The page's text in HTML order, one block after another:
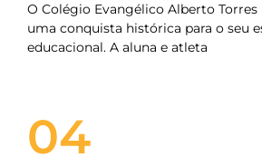
O Colégio Evangélico Alberto Torres
uma conquista histórica para o seu
educacional. A aluna e atleta
04